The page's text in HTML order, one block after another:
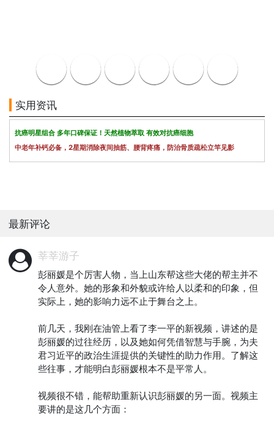
实用资讯
抗癌明星组合 多年口碑保证！天然植物萃取 有效对抗癌细胞
中老年补钙必备，2星期消除夜间抽筋、腰背疼痛，防治骨质疏松立竿见影
最新评论
莘莘游子
彭丽媛是个厉害人物，当上山东帮这些大佬的帮主并不
令人意外。她的形象和外貌或许给人以柔和的印象，但
实际上，她的影响力远不止于舞台之上。
前几天，我刚在油管上看了李一平的新视频，讲述的是
彭丽媛的过往经历，以及她如何凭借智慧与手腕，为夫
君习近平的政治生涯提供的关键性的助力作用。了解这
些往事，才能明白彭丽媛根本不是平常人。
视频很不错，能帮助重新认识彭丽媛的另一面。视频主
要讲的是这几个方面：